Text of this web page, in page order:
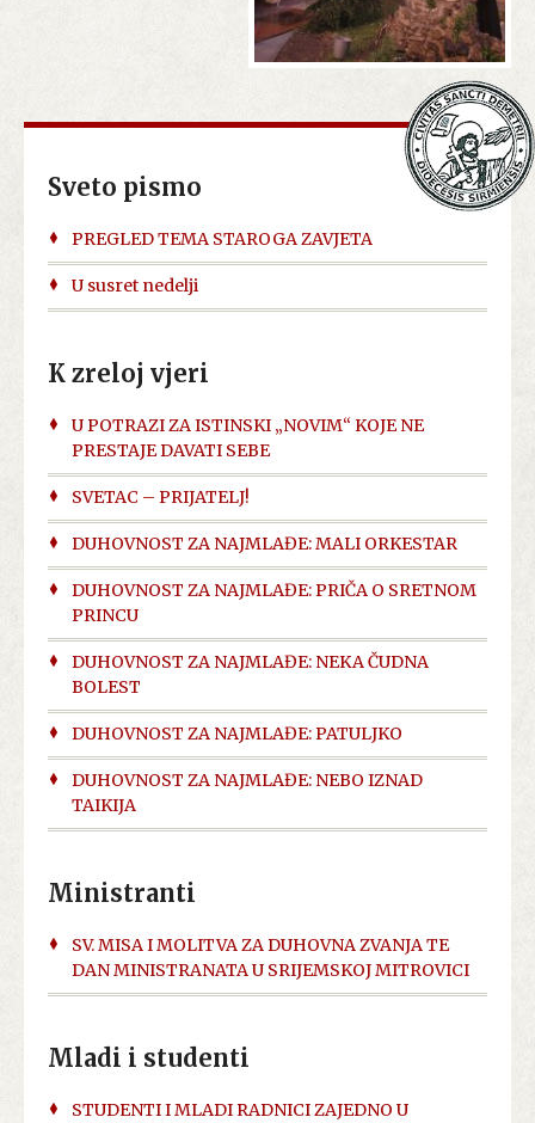
Sveto pismo
PREGLED TEMA STAROGA ZAVJETA
U susret nedelji
K zreloj vjeri
U POTRAZI ZA ISTINSKI „NOVIM“ KOJE NE
PRESTAJE DAVATI SEBE
SVETAC – PRIJATELJ!
DUHOVNOST ZA NAJMLAĐE: MALI ORKESTAR
DUHOVNOST ZA NAJMLAĐE: PRIČA O SRETNOM
PRINCU
DUHOVNOST ZA NAJMLAĐE: NEKA ČUDNA
BOLEST
DUHOVNOST ZA NAJMLAĐE: PATULJKO
DUHOVNOST ZA NAJMLAĐE: NEBO IZNAD
TAIKIJA
Ministranti
SV. MISA I MOLITVA ZA DUHOVNA ZVANJA TE
DAN MINISTRANATA U SRIJEMSKOJ MITROVICI
Mladi i studenti
STUDENTI I MLADI RADNICI ZAJEDNO U